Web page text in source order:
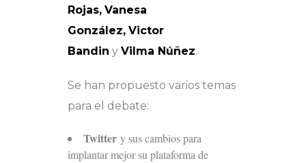
Rojas, Vanesa
González, Victor
Bandin y Vilma Núñez.
Se han propuesto varios temas
para el debate:
Twitter y sus cambios para
implantar mejor su plataforma de